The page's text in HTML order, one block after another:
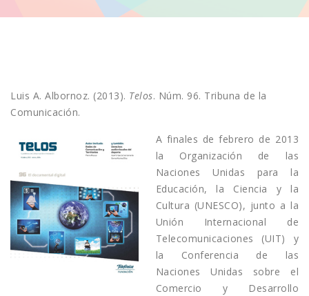
Luis A. Albornoz. (2013). Telos. Núm. 96. Tribuna de la
Comunicación.
A finales de febrero de 2013
la Organización de las
Naciones Unidas para la
Educación, la Ciencia y la
Cultura (UNESCO), junto a la
Unión Internacional de
Telecomunicaciones (UIT) y
la Conferencia de las
Naciones Unidas sobre el
Comercio y Desarrollo